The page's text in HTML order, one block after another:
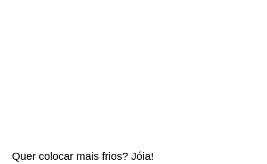
Quer colocar mais frios? Jóia!